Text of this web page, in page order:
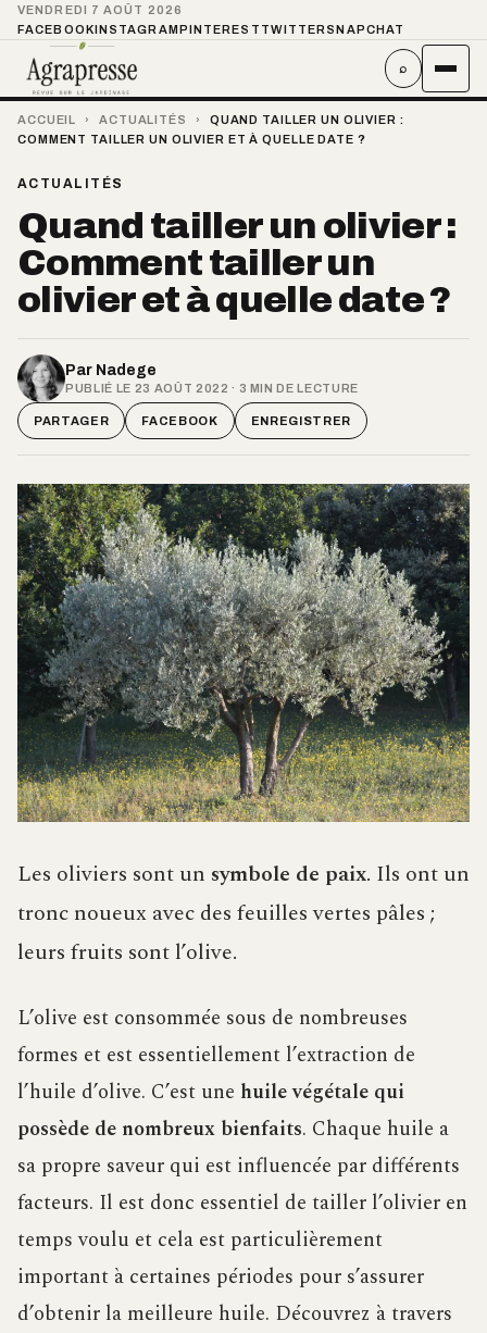
VENDREDI 7 AOÛT 2026
FACEBOOKINSTAGRAMPINTEREST TWITTER SNAPCHAT
⌕
ACCUEIL › ACTUALITÉS ›
QUAND TAILLER UN OLIVIER :
COMMENT TAILLER UN OLIVIER ET À QUELLE DATE ?
ACTUALITÉS
Quand tailler un olivier :
Comment tailler un
olivier et à quelle date ?
Par Nadege
PUBLIÉ LE 23 AOÛT 2022 · 3 MIN DE LECTURE
PARTAGER FACEBOOK ENREGISTRER
Les oliviers sont un symbole de paix. Ils ont un
tronc noueux avec des feuilles vertes pâles ;
leurs fruits sont l’olive.
L’olive est consommée sous de nombreuses
formes et est essentiellement l’extraction de
l’huile d’olive. C’est une huile végétale qui
possède de nombreux bienfaits. Chaque huile a
sa propre saveur qui est influencée par différents
facteurs. Il est donc essentiel de tailler l’olivier en
temps voulu et cela est particulièrement
important à certaines périodes pour s’assurer
d’obtenir la meilleure huile. Découvrez à travers